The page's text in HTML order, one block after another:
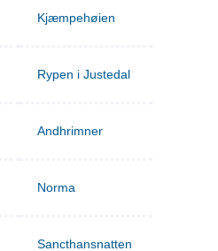
Kjæmpehøien
Rypen i Justedal
Andhrimner
Norma
Sancthansnatten